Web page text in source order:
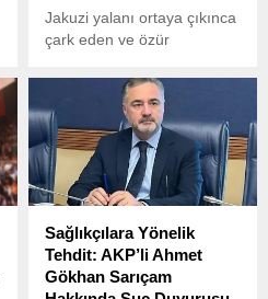
Jakuzi yalanı ortaya çıkınca
çark eden ve özür
bir tepki de Ahmet
Hakan'dan geldi.
Sağlıkçılara Yönelik
Tehdit: AKP’li Ahmet
Gökhan Sarıçam